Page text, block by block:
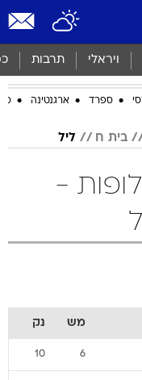
ויראלי תרבות
ספרד ארגנטינה
בית ח ליל
-
מש נק
6
10